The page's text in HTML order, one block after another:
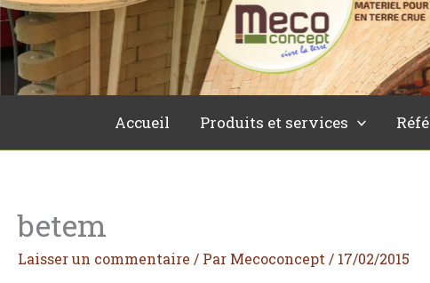
Aller
au
contenu
Accueil Produits et services
betem
Laisser un commentaire / Par Mecoconcept/ 17/02/2015